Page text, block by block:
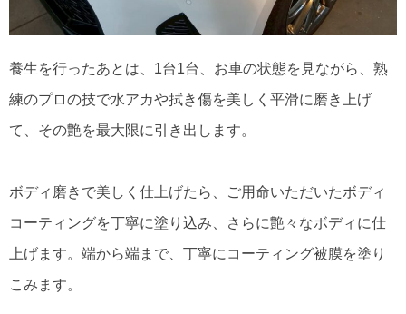
養生を行ったあとは、1台1台、お車の状態を見ながら、熟
練のプロの技で水アカや拭き傷を美しく平滑に磨き上げ
て、その艶を最大限に引き出します。
ボディ磨きで美しく仕上げたら、ご用命いただいたボディ
コーティングを丁寧に塗り込み、さらに艶々なボディに仕
上げます。端から端まで、丁寧にコーティング被膜を塗り
こみます。